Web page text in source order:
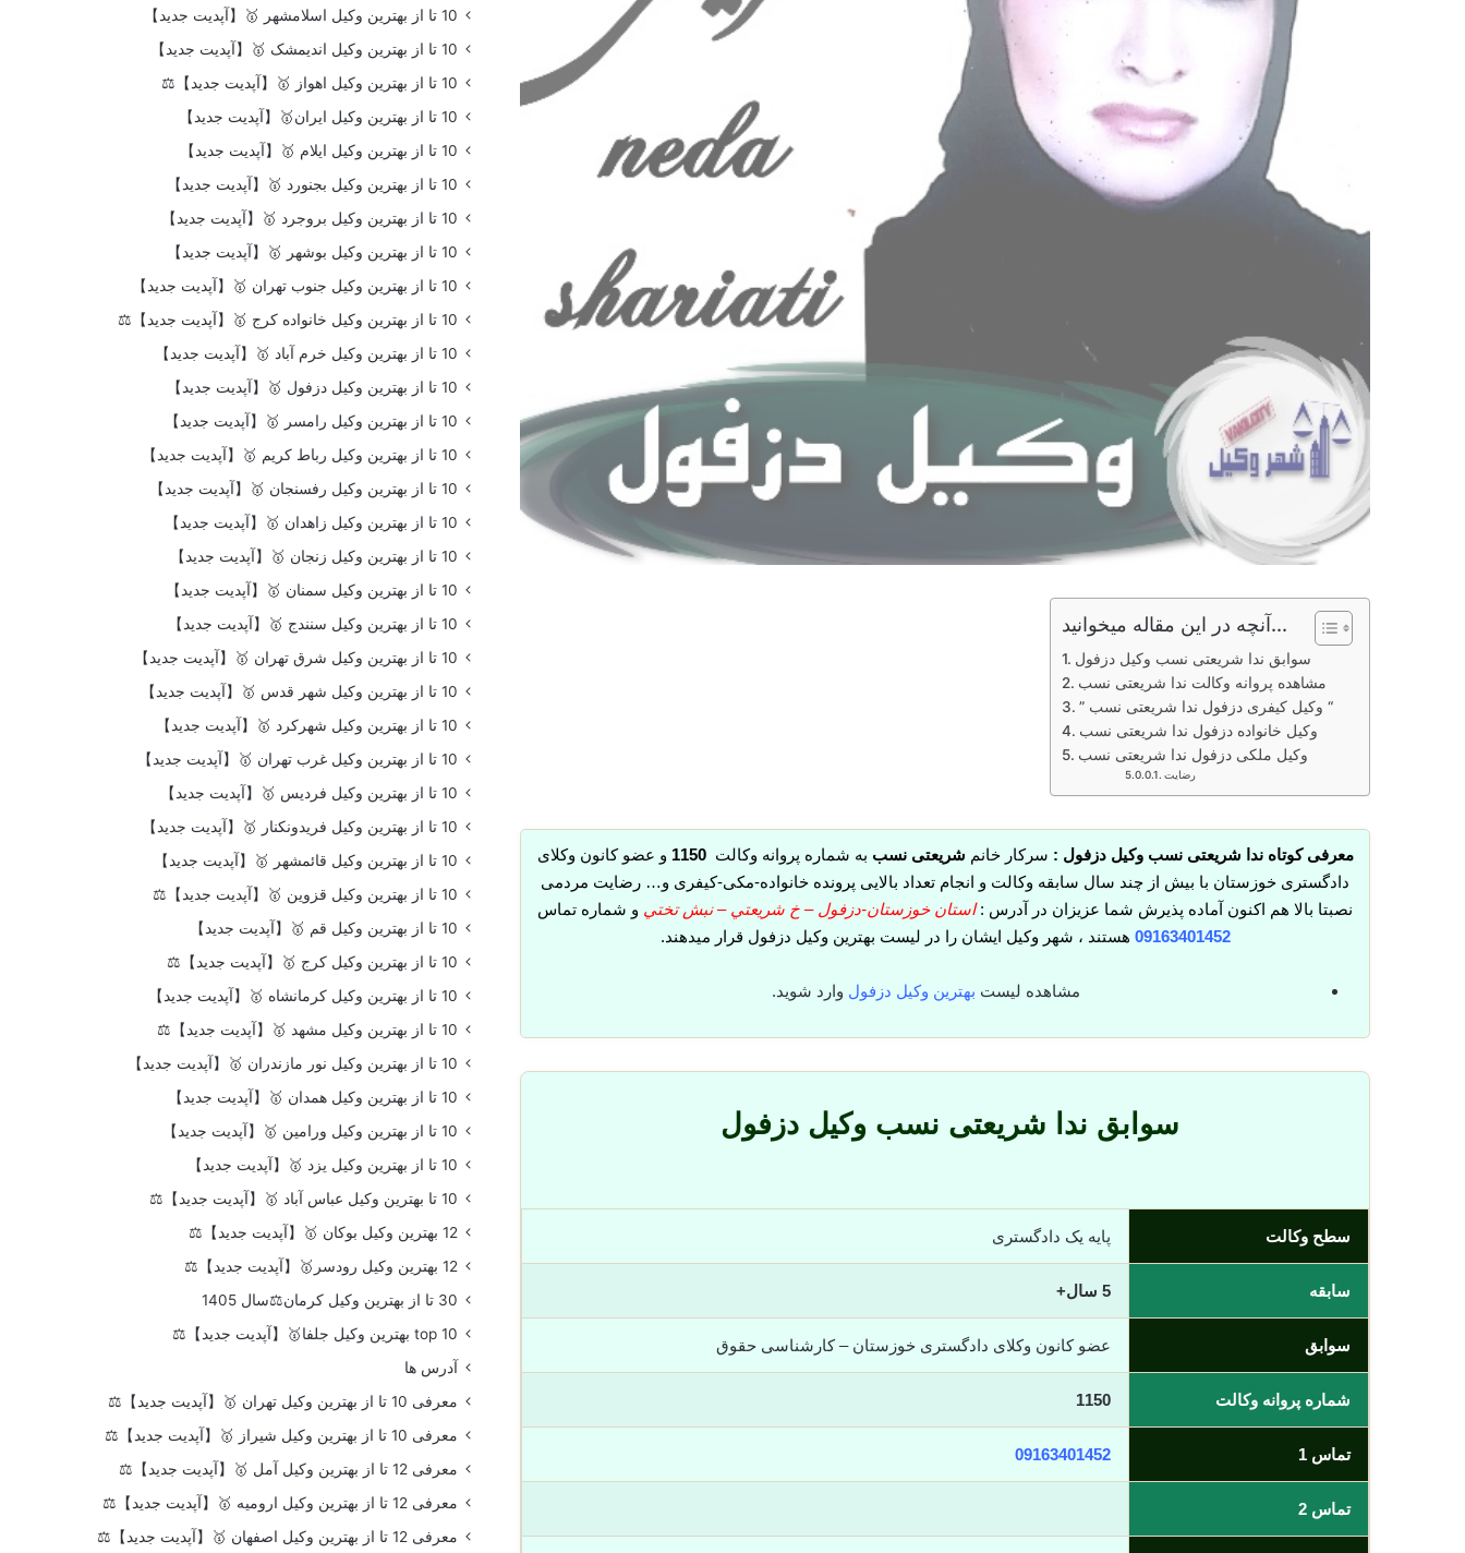
آنچه در این مقاله میخوانید...
مشاهده پروانه وکالت ندا شریعتی نسب
” وکیل کیفری دزفول ندا شریعتی نسب “
وکیل خانواده دزفول ندا شریعتی نسب
وکیل ملکی دزفول ندا شریعتی نسب
رضایت
معرفی کوتاه ندا شریعتی نسب وکیل دزفول : سرکار خانم شریعتی نسب به شماره پروانه وکالت1150 و عضو کانون وکلای
دادگستری خوزستان با بیش از چند سال سابقه وکالت و انجام تعداد بالایی پرونده خانواده-مکی-کیفری و… رضایت مردمی
نصبتا بالا هم اکنون آماده پذیرش شما عزیزان در آدرس :استان خوزستان-دزفول – خ شريعتي – نبش تختي و شماره تماس
09163401452 هستند ، شهر وکیل ایشان را در لیست بهترین وکیل دزفول قرار میدهند.
مشاهده لیست بهترین وکیل دزفول وارد شوید.
سوابق ندا شریعتی نسب وکیل دزفول
سطح وکالت پایه یک دادگستری
سابقه 5 سال+
سوابق عضو کانون وکلای دادگستری خوزستان – کارشناسی حقوق
شماره پروانه وکالت 1150
تماس 1 09163401452
تماس 2
10 تا از بهترین وکیل اسلامشهر 🥇【آپدیت جدید】
10 تا از بهترین وکیل اندیمشک 🥇【آپدیت جدید】
10 تا از بهترین وکیل اهواز 🥇【آپدیت جدید】⚖️
10 تا از بهترین وکیل ایران🥇【آپدیت جدید】
10 تا از بهترین وکیل ایلام 🥇【آپدیت جدید】
10 تا از بهترین وکیل بجنورد 🥇【آپدیت جدید】
10 تا از بهترین وکیل بروجرد 🥇【آپدیت جدید】
10 تا از بهترین وکیل بوشهر 🥇【آپدیت جدید】
10 تا از بهترین وکیل جنوب تهران 🥇【آپدیت جدید】
10 تا از بهترین وکیل خانواده کرج 🥇【آپدیت جدید】⚖️
10 تا از بهترین وکیل خرم آباد 🥇【آپدیت جدید】
10 تا از بهترین وکیل دزفول 🥇【آپدیت جدید】
10 تا از بهترین وکیل رامسر 🥇【آپدیت جدید】
10 تا از بهترین وکیل رباط کریم 🥇【آپدیت جدید】
10 تا از بهترین وکیل رفسنجان 🥇【آپدیت جدید】
10 تا از بهترین وکیل زاهدان 🥇【آپدیت جدید】
10 تا از بهترین وکیل زنجان 🥇【آپدیت جدید】
10 تا از بهترین وکیل سمنان 🥇【آپدیت جدید】
10 تا از بهترین وکیل سنندج 🥇【آپدیت جدید】
10 تا از بهترین وکیل شرق تهران 🥇【آپدیت جدید】
10 تا از بهترین وکیل شهر قدس 🥇【آپدیت جدید】
10 تا از بهترین وکیل شهرکرد 🥇【آپدیت جدید】
10 تا از بهترین وکیل غرب تهران 🥇【آپدیت جدید】
10 تا از بهترین وکیل فردیس 🥇【آپدیت جدید】
10 تا از بهترین وکیل فریدونکنار 🥇【آپدیت جدید】
10 تا از بهترین وکیل قائمشهر 🥇【آپدیت جدید】
10 تا از بهترین وکیل قزوین 🥇【آپدیت جدید】⚖️
10 تا از بهترین وکیل قم 🥇【آپدیت جدید】
10 تا از بهترین وکیل کرج 🥇【آپدیت جدید】⚖️
10 تا از بهترین وکیل کرمانشاه 🥇【آپدیت جدید】
10 تا از بهترین وکیل مشهد 🥇【آپدیت جدید】⚖️
10 تا از بهترین وکیل نور مازندران 🥇【آپدیت جدید】
10 تا از بهترین وکیل همدان 🥇【آپدیت جدید】
10 تا از بهترین وکیل ورامین 🥇【آپدیت جدید】
10 تا از بهترین وکیل یزد 🥇【آپدیت جدید】
10 تا بهترین وکیل عباس آباد 🥇【آپدیت جدید】⚖️
12 بهترین وکیل بوکان 🥇【آپدیت جدید】⚖️
12 بهترین وکیل رودسر🥇【آپدیت جدید】⚖️
30 تا از بهترین وکیل کرمان⚖️سال 1405
top 10 بهترین وکیل جلفا🥇【آپدیت جدید】⚖️
آدرس ها
معرفی 10 تا از بهترین وکیل تهران 🥇【آپدیت جدید】⚖️
معرفی 10 تا از بهترین وکیل شیراز 🥇【آپدیت جدید】⚖️
معرفی 12 تا از بهترین وکیل آمل 🥇【آپدیت جدید】⚖️
معرفی 12 تا از بهترین وکیل ارومیه 🥇【آپدیت جدید】⚖️
معرفی 12 تا از بهترین وکیل اصفهان 🥇【آپدیت جدید】⚖️